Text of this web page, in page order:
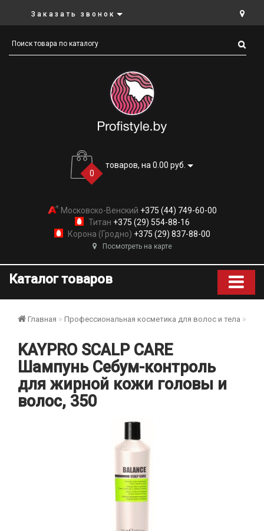
Заказать звонок
0
товаров, на 0.00 руб.
Московско-Венский +375 (44) 749-60-00
Титан +375 (29) 554-88-16
Корона (Гродно) +375 (29) 837-88-00
Посмотреть на карте
Каталог товаров
Главная Профессиональная косметика для волос и тела
KAYPRO SCALP CARE
Шампунь Себум-контроль
для жирной кожи головы и
волос, 350